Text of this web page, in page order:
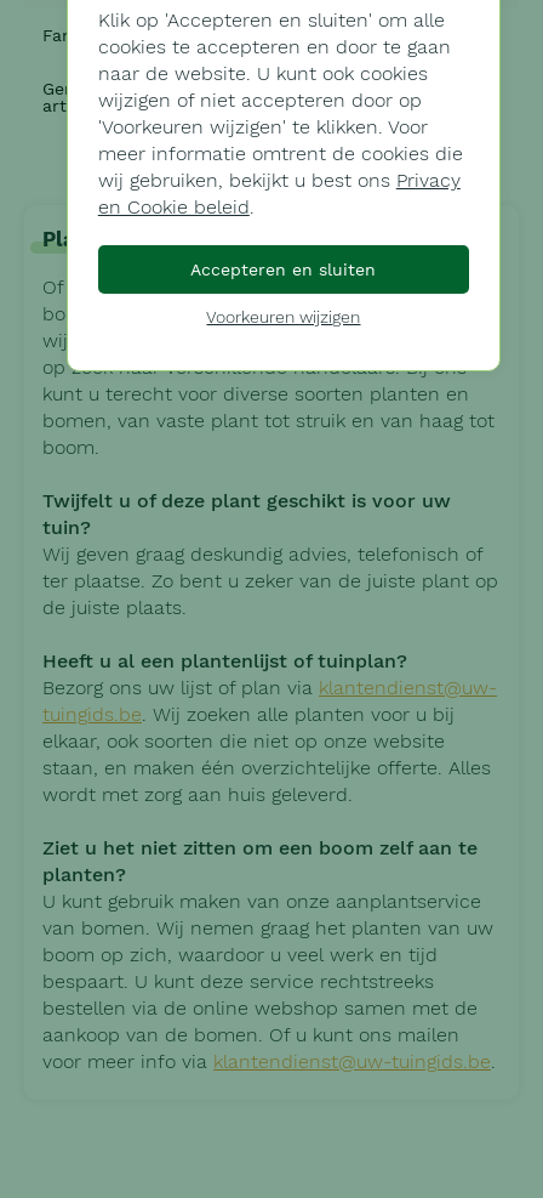
Familie
Gerelateerde
artikels
met zwembad te Lochristi
Planten uitkiezen, eenvoudig geregeld
Of u nu op zoek bent naar één of meerdere
bomen, of naar plantgoed voor een volledige tuin:
wij maken het eenvoudig voor u. U hoeft niet zelf
op zoek naar verschillende handelaars. Bij ons
kunt u terecht voor diverse soorten planten en
bomen, van vaste plant tot struik en van haag tot
boom.
Twijfelt u of deze plant geschikt is voor uw
tuin?
Wij geven graag deskundig advies, telefonisch of
ter plaatse. Zo bent u zeker van de juiste plant op
de juiste plaats.
Heeft u al een plantenlijst of tuinplan?
Bezorg ons uw lijst of plan via klantendienst@uw-
tuingids.be. Wij zoeken alle planten voor u bij
elkaar, ook soorten die niet op onze website
staan, en maken één overzichtelijke offerte. Alles
wordt met zorg aan huis geleverd.
Ziet u het niet zitten om een boom zelf aan te
planten?
U kunt gebruik maken van onze aanplantservice
van bomen. Wij nemen graag het planten van uw
boom op zich, waardoor u veel werk en tijd
bespaart. U kunt deze service rechtstreeks
bestellen via de online webshop samen met de
aankoop van de bomen. Of u kunt ons mailen
voor meer info via klantendienst@uw-tuingids.be.
Klik op 'Accepteren en sluiten' om alle
cookies te accepteren en door te gaan
naar de website. U kunt ook cookies
wijzigen of niet accepteren door op
'Voorkeuren wijzigen' te klikken. Voor
meer informatie omtrent de cookies die
wij gebruiken, bekijkt u best ons Privacy
en Cookie beleid.
Accepteren en sluiten
Voorkeuren wijzigen